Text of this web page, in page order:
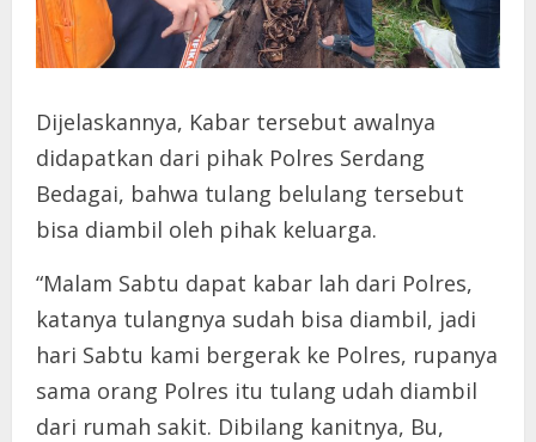
Dijelaskannya, Kabar tersebut awalnya
didapatkan dari pihak Polres Serdang
Bedagai, bahwa tulang belulang tersebut
bisa diambil oleh pihak keluarga.
“Malam Sabtu dapat kabar lah dari Polres,
katanya tulangnya sudah bisa diambil, jadi
hari Sabtu kami bergerak ke Polres, rupanya
sama orang Polres itu tulang udah diambil
dari rumah sakit. Dibilang kanitnya, Bu,